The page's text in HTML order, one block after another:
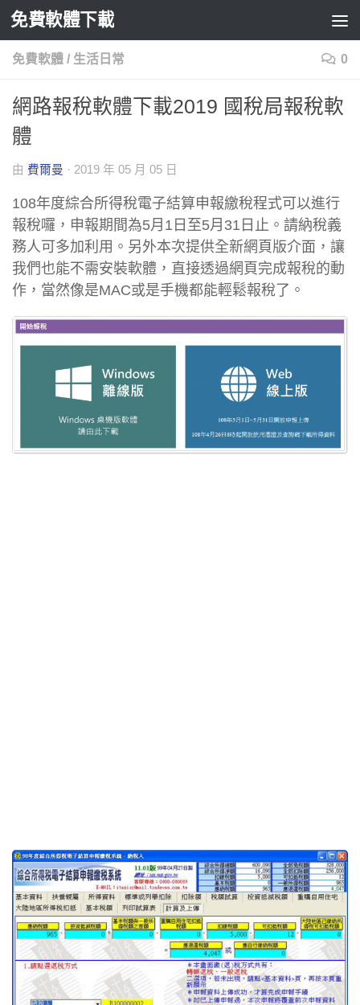
Skip to content
免費軟體下載
免費軟體 / 生活日常 0
網路報稅軟體下載2019 國稅局報稅軟
體
由 費爾曼 · 2019 年 05 月 05 日
108年度綜合所得稅電子結算申報繳稅程式可以進行
報稅囉，申報期間為5月1日至5月31日止。請納稅義
務人可多加利用。另外本次提供全新網頁版介面，讓
我們也能不需安裝軟體，直接透過網頁完成報稅的動
作，當然像是MAC或是手機都能輕鬆報稅了。